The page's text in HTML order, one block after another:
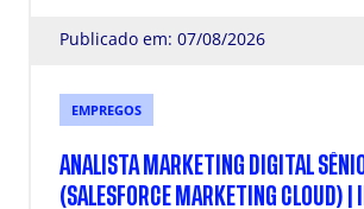
Publicado em: 07/08/2026
EMPREGOS
ANALISTA MARKETING DIGITAL
(SALESFORCE MARKETING CLOUD) |